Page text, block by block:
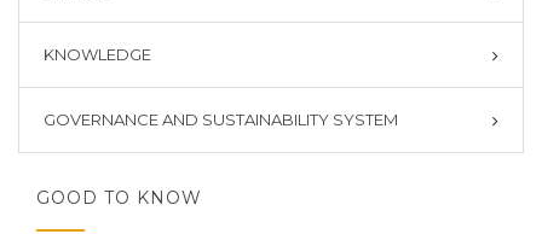
KNOWLEDGE
GOVERNANCE AND SUSTAINABILITY SYSTEM
GOOD TO KNOW